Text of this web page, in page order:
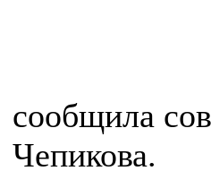
сообщила
Чепикова.